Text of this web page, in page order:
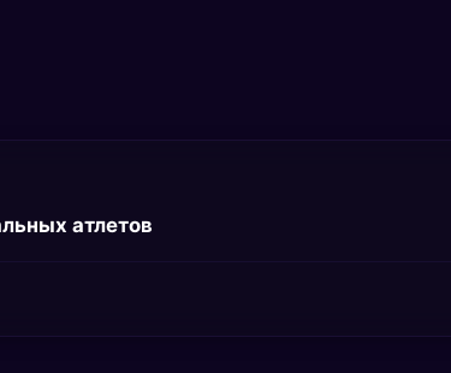
атлетов